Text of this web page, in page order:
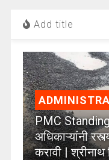
Add title
PMC
अधिकाऱ्यांनी
करावी | श्रीनाथ